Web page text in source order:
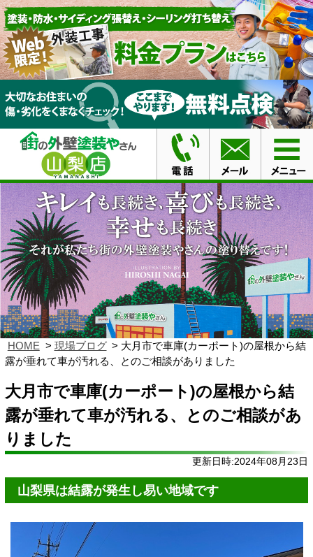
HOME 現場ブログ
大月市で車庫(カーポート)の屋根から結
露が垂れて車が汚れる、とのご相談がありました
大月市で車庫(カーポート)の屋根から結
露が垂れて車が汚れる、とのご相談があ
りました
更新日時:2024年08月23日
山梨県は結露が発生し易い地域です